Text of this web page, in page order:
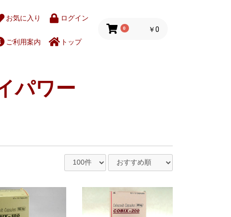
お気に入り ログイン
ご利用案内 トップ
0 ￥0
パワー